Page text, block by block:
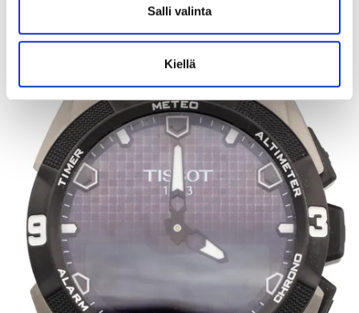
Salli valinta
Kiellä
6.8.2026 19:35:00